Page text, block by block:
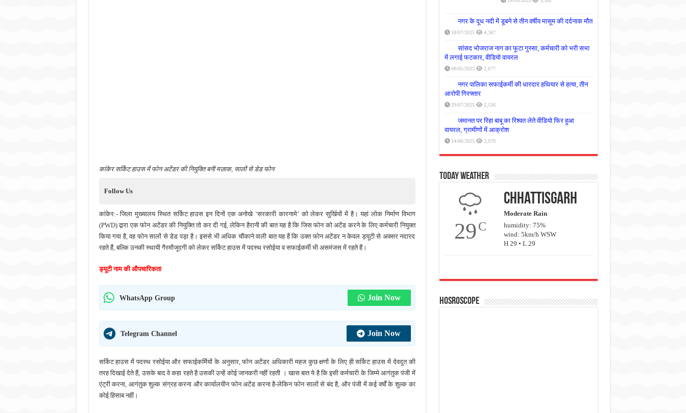
कांकेर सर्किट हाउस में फोन अटेंडर की नियुक्ति बनी मज़ाक, सालों से डेड फोन
Follow Us
कांकेर:- जिला मुख्यालय स्थित सर्किट हाउस इन दिनों एक अनोखे ‘सरकारी कारनामे’ को लेकर सुर्खियों में है। यहां लोक निर्माण विभाग
(PWD) द्वारा एक फोन अटेंडर की नियुक्ति तो कर दी गई, लेकिन हैरानी की बात यह है कि जिस फोन को अटेंड करने के लिए कर्मचारी नियुक्त
किया गया है, वह फोन सालों से डेड पड़ा है। इससे भी अधिक चौंकाने वाली बात यह है कि उक्त फोन अटेंडर न केवल ड्यूटी से अक्सर नदारद
रहते हैं, बल्कि उनकी स्थायी गैरमौजूदगी को लेकर सर्किट हाउस में पदस्थ रसोईया व सफाईकर्मी भी असमंजस में रहते हैं।
ड्यूटी नाम की औपचारिकता
WhatsApp Group Join Now
Telegram Channel Join Now
सर्किट हाउस में पदस्थ रसोईया और सफाईकर्मियों के अनुसार, फोन अटेंडर अधिकारी महज कुछ क्षणों के लिए ही सर्किट हाउस में देवदूत की
तरह दिखाई देते हैं, उसके बाद वे कहा रहते है उसकी उन्हें कोई जानकरी नहीं रहती । खास बात ये है कि इसी कर्मचारी के जिम्मे आगंतुक पंजी में
एंट्री करना, आगंतुक शुल्क संग्रह करना और कार्यालयीन फोन अटेंड करना है-लेकिन फोन सालों से बंद है, और पंजी में कई वर्षों के शुल्क का
कोई हिसाब नहीं।
नगर के दूध नदी में डूबने से तीन वर्षीय मासूम की दर्दनाक मौत
18/07/2025 4,367
सांसद भोजराज नाग का फूटा गुस्सा, कर्मचारी को भरी सभा
में लगाई फटकार, वीडियो वायरल
08/05/2025 2,677
नगर पालिका सफाईकर्मी की धारदार हथियार से हत्या, तीन
आरोपी गिरफ्तार
29/07/2025 2,536
जमानत पर रिहा बाबू का रिश्वत लेते वीडियो फिर हुआ
वायरल, ग्रामीणों में आक्रोश
14/06/2025 2,079
Today Weather
29C
Chhattisgarh
Moderate Rain
humidity: 75%
wind: 5km/h WSW
H 29 • L 29
Hosroscope